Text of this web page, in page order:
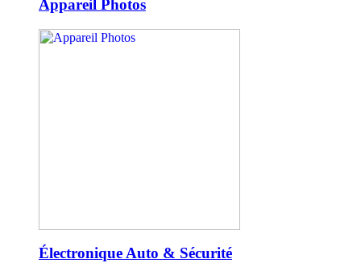
Appareil Photos
Électronique Auto & Sécurité